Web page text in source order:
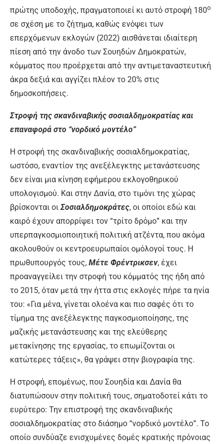
πρώτης υποδοχής, πραγματοποιεί κι αυτό στροφή 180ο
σε σχέση με το ζήτημα, καθώς ενόψει των
επερχόμενων εκλογών (2022) αισθάνεται ιδιαίτερη
πίεση από την άνοδο των Σουηδών Δημοκρατών,
κόμματος που προέρχεται από την αντιμεταναστευτική
άκρα δεξιά και αγγίζει πλέον το 20% στις
δημοσκοπήσεις.
Στροφή της σκανδιναβικής σοσιαλδημοκρατίας και
επαναφορά στο “νορδικό μοντέλο”
Η στροφή της σκανδιναβικής σοσιαλδημοκρατίας,
ωστόσο, εναντίον της ανεξέλεγκτης μετανάστευσης
δεν είναι μια κίνηση εφήμερου εκλογοθηρικού
υπολογισμού. Και στην Δανία, στο τιμόνι της χώρας
βρίσκονται οιΣοσιαλδημοκράτες, οι οποίοι εδώ και
καιρό έχουν απορρίψει τον “τρίτο δρόμο” και την
υπερπαγκοσμιοποιητική πολιτική ατζέντα, που ακόμα
ακολουθούν οι κεντροευρωπαίοι ομόλογοί τους. Η
πρωθυπουργός τους, Μέτε Φρέντρικσεν, έχει
προαναγγείλει την στροφή του κόμματός της ήδη από
το 2015, όταν μετά την ήττα στις εκλογές πήρε τα ηνία
του: «Για μένα, γίνεται ολοένα και πιο σαφές ότι το
τίμημα της ανεξέλεγκτης παγκοσμιοποίησης, της
μαζικής μετανάστευσης και της ελεύθερης
μετακίνησης της εργασίας, το επωμίζονται οι
κατώτερες τάξεις», θα γράψει στην βιογραφία της.
Η στροφή, επομένως, που Σουηδία και Δανία θα
διατυπώσουν στην πολιτική τους, σηματοδοτεί κάτι το
ευρύτερο: Την επιστροφή της σκανδιναβικής
σοσιαλδημοκρατίας στο διάσημο “νορδικό μοντέλο”. Το
οποίο συνδύαζε ενισχυμένες δομές κρατικής πρόνοιας